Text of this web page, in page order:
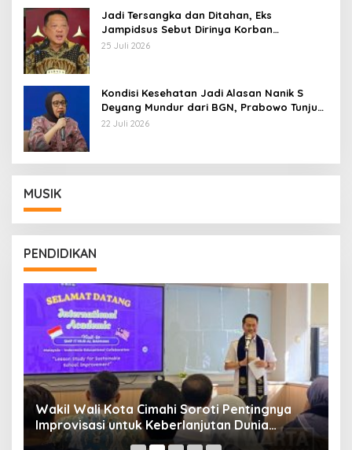
Jadi Tersangka dan Ditahan, Eks
Jampidsus Sebut Dirinya Korban
Kriminalisasi
25 Juli 2026
Kondisi Kesehatan Jadi Alasan Nanik S
Deyang Mundur dari BGN, Prabowo Tunjuk
Wamentan Sudaryono
22 Juli 2026
MUSIK
PENDIDIKAN
Wakil Wali Kota Cimahi Soroti Pentingnya
Improvisasi untuk Keberlanjutan Dunia
Pendidikan